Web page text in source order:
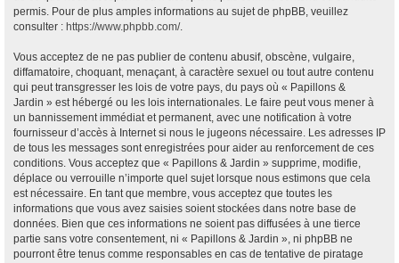
permis. Pour de plus amples informations au sujet de phpBB, veuillez
consulter : https://www.phpbb.com/.
Vous acceptez de ne pas publier de contenu abusif, obscène, vulgaire,
diffamatoire, choquant, menaçant, à caractère sexuel ou tout autre contenu
qui peut transgresser les lois de votre pays, du pays où « Papillons &
Jardin » est hébergé ou les lois internationales. Le faire peut vous mener à
un bannissement immédiat et permanent, avec une notification à votre
fournisseur d’accès à Internet si nous le jugeons nécessaire. Les adresses IP
de tous les messages sont enregistrées pour aider au renforcement de ces
conditions. Vous acceptez que « Papillons & Jardin » supprime, modifie,
déplace ou verrouille n’importe quel sujet lorsque nous estimons que cela
est nécessaire. En tant que membre, vous acceptez que toutes les
informations que vous avez saisies soient stockées dans notre base de
données. Bien que ces informations ne soient pas diffusées à une tierce
partie sans votre consentement, ni « Papillons & Jardin », ni phpBB ne
pourront être tenus comme responsables en cas de tentative de piratage